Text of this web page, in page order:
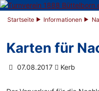
Startseite Informationen
Karten für
07.08.2017 Kerb